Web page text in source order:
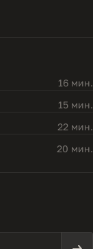
16 мин.
15 мин.
22 мин.
20 мин.